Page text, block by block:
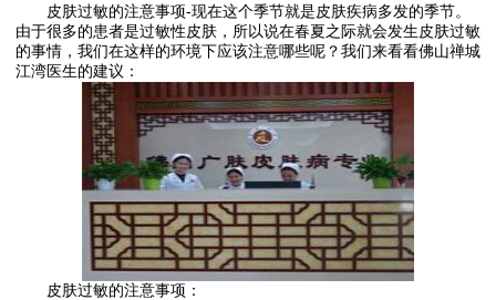
皮肤过敏的注意事项-现在这个季节就是皮肤疾病多发的季节。
由于很多的患者是过敏性皮肤，所以说在春夏之际就会发生皮肤过敏
的事情，我们在这样的环境下应该注意哪些呢？我们来看看佛山禅城
江湾医生的建议：
皮肤过敏的注意事项：